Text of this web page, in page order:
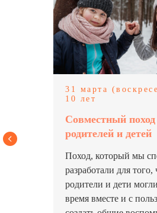
31 марта
10 лет
Совместный
родителей и детей
Поход, который мы
разработали для того,
родители и дети
время вместе и с